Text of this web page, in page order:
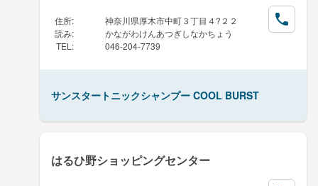
住所:
神奈川県厚木市中町３丁目４?２２
読み:
かながわけんあつぎしなかちょう
TEL : 046-204-7739
サンスタートニックシャンプー COOL BURST
はるひ野ショッピングセンター